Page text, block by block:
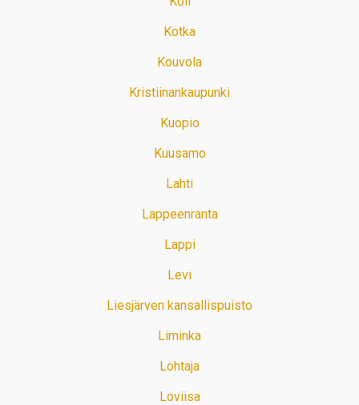
Kotka
Kouvola
Kristiinankaupunki
Kuopio
Kuusamo
Lahti
Lappeenranta
Lappi
Levi
Liesjärven kansallispuisto
Liminka
Lohtaja
Loviisa